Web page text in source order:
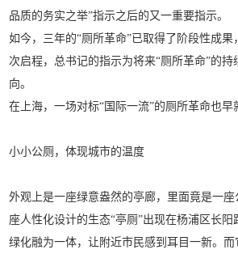
品质的务实之举”指示之后的又一重要指示。
如今，三年的“厕所革命”已取得了阶段性成果
次启程，总书记的指示为将来“厕所革命”的持
向。
在上海，一场对标“国际一流”的厕所革命也早
小小公厕，体现城市的温度
外观上是一座绿意盎然的亭廊，里面竟是一
座人性化设计的生态“亭厕”出现在杨浦区长
绿化融为一体，让附近市民感到耳目一新。